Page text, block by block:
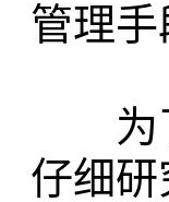
管理
为了
仔细